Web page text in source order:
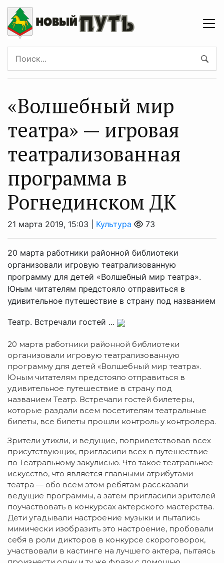
«Волшебный мир
театра» — игровая
театрализованная
программа в
Рогнединском ДК
21 марта 2019, 15:03 | Культура 73
20 марта работники районной библиотеки
организовали игровую театрализованную
программу для детей «Волшебный мир театра».
Юным читателям предстояло отправиться в
удивительное путешествие в страну под названием
Театр. Встречали гостей ...
20 марта работники районной библиотеки
организовали игровую театрализованную
программу для детей «Волшебный мир театра».
Юным читателям предстояло отправиться в
удивительное путешествие в страну под
названием Театр. Встречали гостей билетеры,
которые раздали всем посетителям театральные
билеты, все билеты прошли контроль у контролера.
Зрители утихли, и ведущие, поприветствовав всех
присутствующих, пригласили всех в путешествие
по Театральному закулисью. Что такое театральное
искусство, что является главными атрибутами
театра — обо всем этом ребятам рассказали
ведущие программы, а затем пригласили зрителей
поучаствовать в конкурсах актерского мастерства.
Дети угадывали настроение музыки и пытались
мимически изобразить это настроение, пробовали
себя в роли дикторов в конкурсе скороговорок,
участвовали в кастинге на лучшего актера, пытаясь